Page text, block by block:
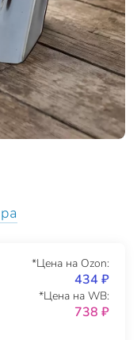
*Цена на Ozon:
434 ₽
*Цена на WB:
738 ₽